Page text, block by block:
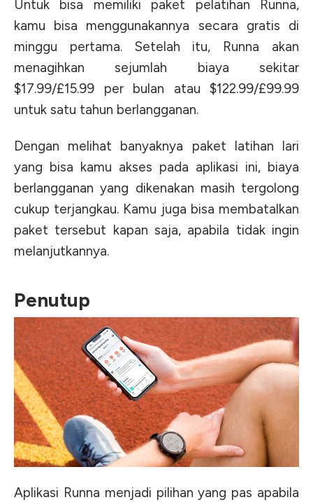
Untuk bisa memiliki paket pelatihan Runna,
kamu bisa menggunakannya secara gratis di
minggu pertama. Setelah itu, Runna akan
menagihkan sejumlah biaya sekitar
$17.99/£15.99 per bulan atau $122.99/£99.99
untuk satu tahun berlangganan.
Dengan melihat banyaknya paket latihan lari
yang bisa kamu akses pada aplikasi ini, biaya
berlangganan yang dikenakan masih tergolong
cukup terjangkau. Kamu juga bisa membatalkan
paket tersebut kapan saja, apabila tidak ingin
melanjutkannya.
Penutup
Aplikasi Runna menjadi pilihan yang pas apabila